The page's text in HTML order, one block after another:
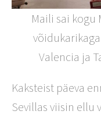
Maili sai kogu
Valencia ja
Kaksteist päeva
Sevillas viisin ellu